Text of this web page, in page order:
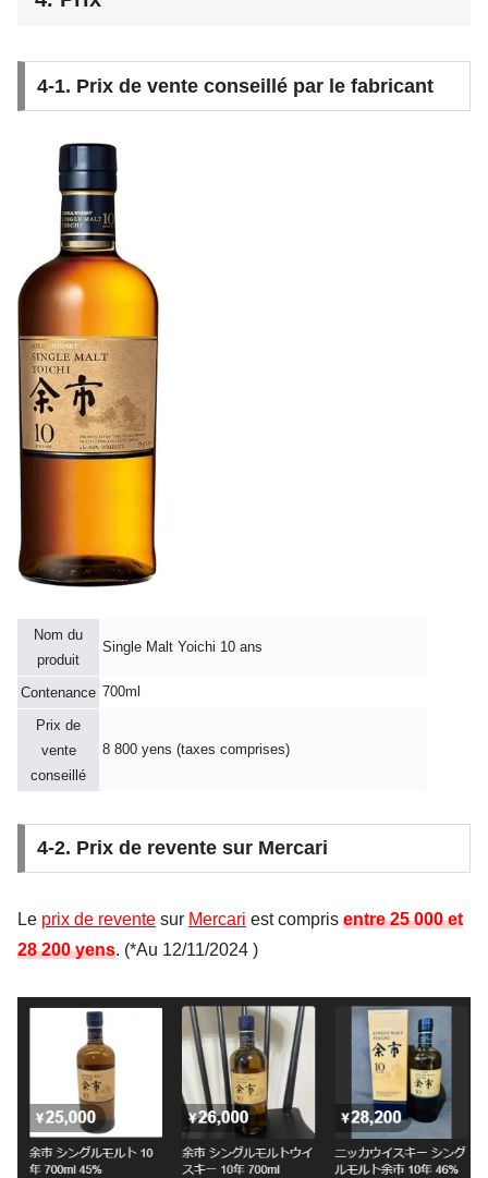
4-1. Prix de vente conseillé par le fabricant
Nom du
produit
Single Malt Yoichi 10 ans
Contenance 700ml
Prix de
vente
conseillé
8 800 yens (taxes comprises)
4-2. Prix de revente sur Mercari
Le prix de revente sur Mercari est compris entre25 000et
28 200 yens. (*Au 12/11/2024 )